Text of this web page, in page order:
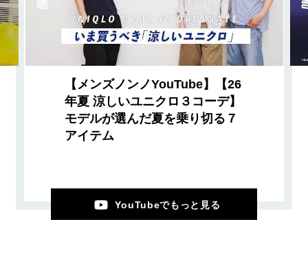
【メンズノンノYouTube】【26
年夏 涼しいユニクロ３コーデ】
モデルが選んだ夏を乗り切る７
アイテム
YouTubeでもっと見る